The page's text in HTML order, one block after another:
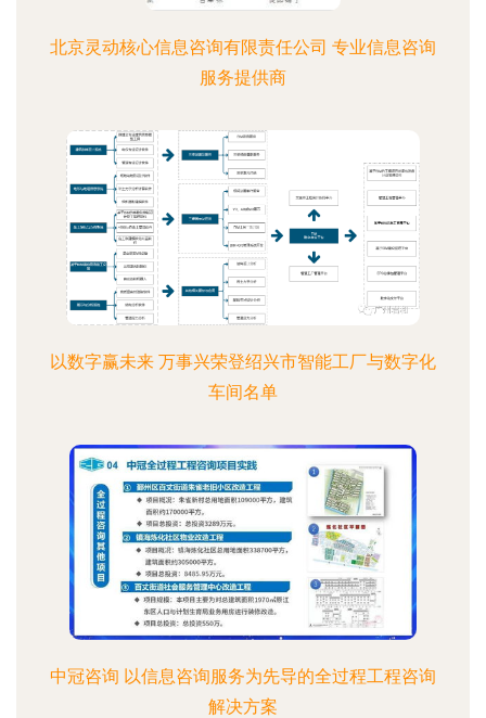
北京灵动核心信息咨询有限责任公司 专业信息咨询
服务提供商
以数字赢未来 万事兴荣登绍兴市智能工厂与数字化
车间名单
中冠咨询 以信息咨询服务为先导的全过程工程咨询
解决方案